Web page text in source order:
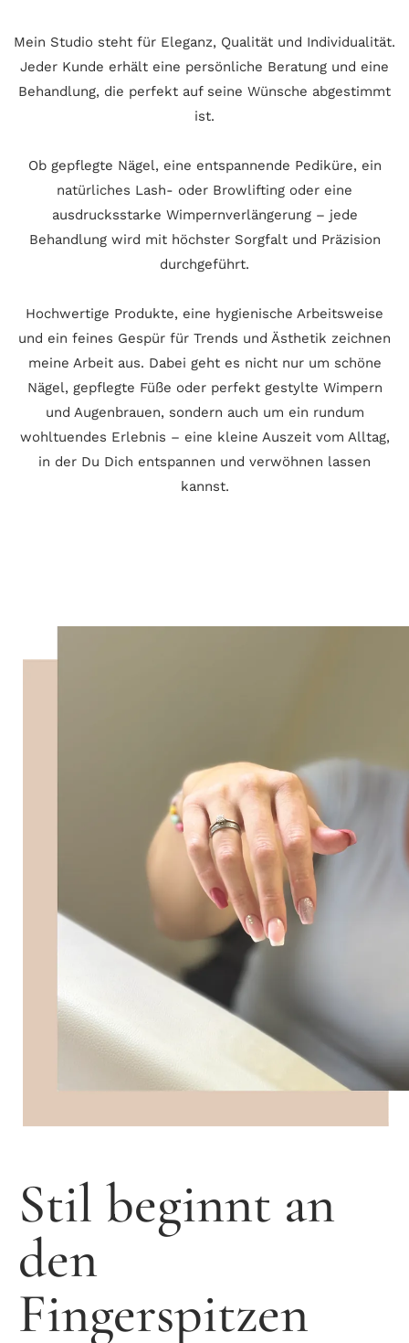
Mein Studio steht für Eleganz, Qualität und Individualität.
Jeder Kunde erhält eine persönliche Beratung und eine
Behandlung, die perfekt auf seine Wünsche abgestimmt
ist.
Ob gepflegte Nägel, eine entspannende Pediküre, ein
natürliches Lash- oder Browlifting oder eine
ausdrucksstarke Wimpernverlängerung – jede
Behandlung wird mit höchster Sorgfalt und Präzision
durchgeführt.
Hochwertige Produkte, eine hygienische Arbeitsweise
und ein feines Gespür für Trends und Ästhetik zeichnen
meine Arbeit aus. Dabei geht es nicht nur um schöne
Nägel, gepflegte Füße oder perfekt gestylte Wimpern
und Augenbrauen, sondern auch um ein rundum
wohltuendes Erlebnis – eine kleine Auszeit vom Alltag,
in der Du Dich entspannen und verwöhnen lassen
kannst.
Stil beginnt an
den
Fingerspitzen